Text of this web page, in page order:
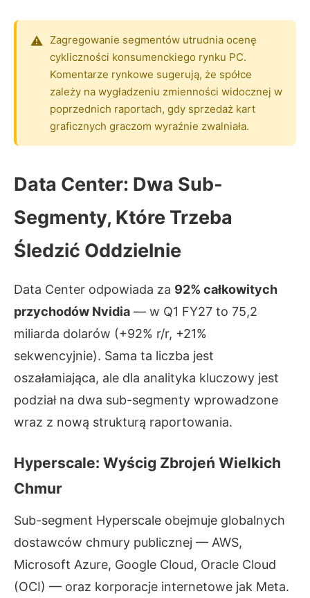
Zagregowanie segmentów utrudnia ocenę
cykliczności konsumenckiego rynku PC.
Komentarze rynkowe sugerują, że spółce
zależy na wygładzeniu zmienności widocznej w
poprzednich raportach, gdy sprzedaż kart
graficznych graczom wyraźnie zwalniała.
Data Center: Dwa Sub-
Segmenty, Które Trzeba
Śledzić Oddzielnie
Data Center odpowiada za 92% całkowitych
przychodów Nvidia — w Q1 FY27 to 75,2
miliarda dolarów (+92% r/r, +21%
sekwencyjnie). Sama ta liczba jest
oszałamiająca, ale dla analityka kluczowy jest
podział na dwa sub-segmenty wprowadzone
wraz z nową strukturą raportowania.
Hyperscale: Wyścig Zbrojeń Wielkich
Chmur
Sub-segment Hyperscale obejmuje globalnych
dostawców chmury publicznej — AWS,
Microsoft Azure, Google Cloud, Oracle Cloud
(OCI) — oraz korporacje internetowe jak Meta.